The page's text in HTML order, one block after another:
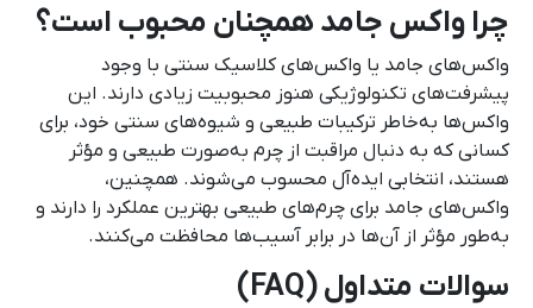
چرا واکس جامد همچنان محبوب است؟
واکس‌های جامد یا واکس‌های کلاسیک سنتی با وجود
پیشرفت‌های تکنولوژیکی هنوز محبوبیت زیادی دارند. این
واکس‌ها به‌خاطر ترکیبات طبیعی و شیوه‌های سنتی خود، برای
کسانی که به دنبال مراقبت از چرم به‌صورت طبیعی و مؤثر
هستند، انتخابی ایده‌آل محسوب می‌شوند. همچنین،
واکس‌های جامد برای چرم‌های طبیعی بهترین عملکرد را دارند و
به‌طور مؤثر از آن‌ها در برابر آسیب‌ها محافظت می‌کنند.
سوالات متداول (FAQ)